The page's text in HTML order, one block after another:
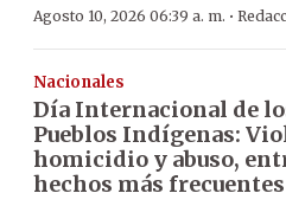
Agosto 10, 2026 06:39 a. m. ·
Nacionales
Día Internacional de
Pueblos Indígenas:
homicidio y abuso,
hechos más frecuentes